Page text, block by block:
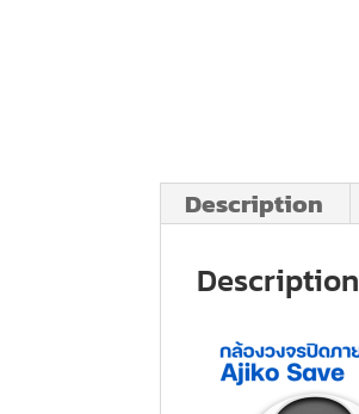
Description
Description